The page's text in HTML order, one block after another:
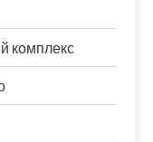
комплекс